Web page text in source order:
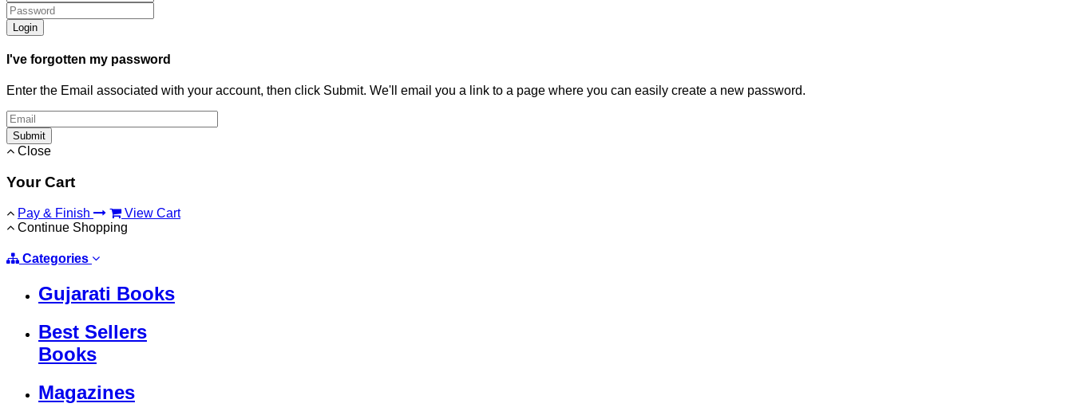
Login
I've forgotten my password
Enter the Email associated with your account, then click Submit. We'll email you a link to a page where you can easily create a new password.
Submit
Close
Your Cart
Pay & Finish
View Cart
Continue Shopping
Categories
Gujarati Books
Best Sellers
Books
Magazines